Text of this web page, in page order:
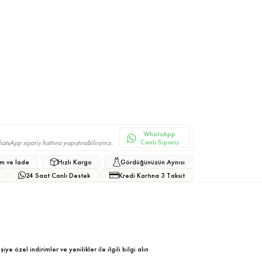
sipariş hattına yapıştırabilirsiniz.
WhatsApp
Canlı Sipariş
ve İade Hızlı Kargo
Gördüğünüzün Aynısı
24 Saat Canlı Destek
Kredi Kartına 3 Taksit
özel indirimler ve yenilikler ile ilgili bilgi alın